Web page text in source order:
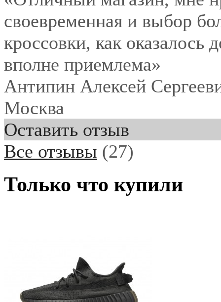
своевременная и выбор
кроссовки, как оказалось
вполне приемлема»
Антипин Алексей
Москва
Оставить отзыв
Все отзывы (27)
Только что купили